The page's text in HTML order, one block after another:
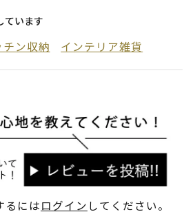
ています
チン収納 インテリア雑貨
るにはログイン してください。